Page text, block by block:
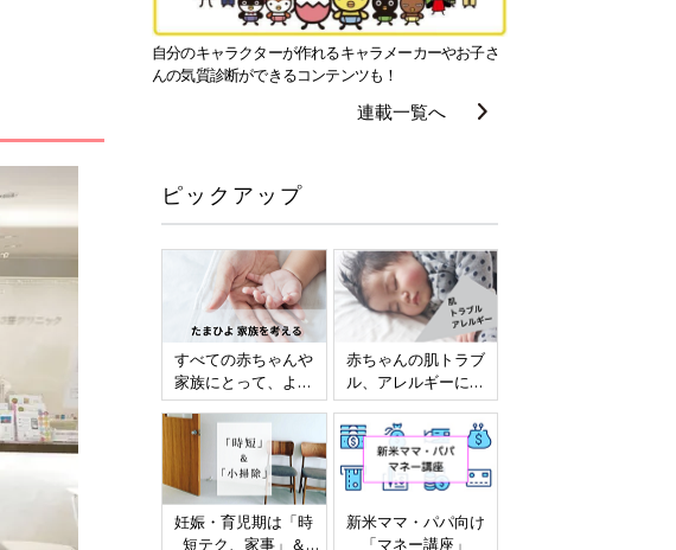
自分のキャラクターが作れるキャラメーカーやお子さ
んの気質診断ができるコンテンツも！
連載一覧へ
ピックアップ
すべての赤ちゃんや
家族にとって、より
よい社会・環境とな
ることをめざしてさ
まざまな課題を取材
し、発信していきま
す
赤ちゃんの肌トラブ
ル、アレルギーにつ
いて
妊娠・育児期は「時
短テク、家事」＆
新米ママ・パパ向け
「マネー講座」